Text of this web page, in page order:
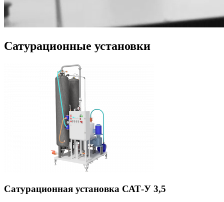
Сатурационные установки
Сатурационная установка САТ-У 3,5